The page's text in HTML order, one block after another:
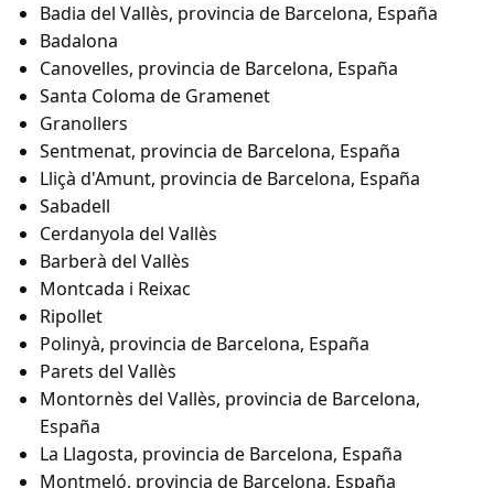
Badia del Vallès, provincia de Barcelona, España
Badalona
Canovelles, provincia de Barcelona, España
Santa Coloma de Gramenet
Granollers
Sentmenat, provincia de Barcelona, España
Lliçà d'Amunt, provincia de Barcelona, España
Sabadell
Cerdanyola del Vallès
Barberà del Vallès
Montcada i Reixac
Ripollet
Polinyà, provincia de Barcelona, España
Parets del Vallès
Montornès del Vallès, provincia de Barcelona,
España
La Llagosta, provincia de Barcelona, España
Montmeló, provincia de Barcelona, España